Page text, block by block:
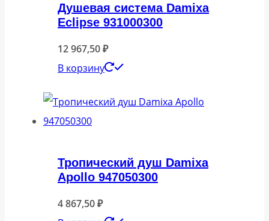
Душевая система Damixa
Eclipse 931000300
12 967,50₽
В корзину
Тропический душ Damixa
Apollo 947050300
4 867,50₽